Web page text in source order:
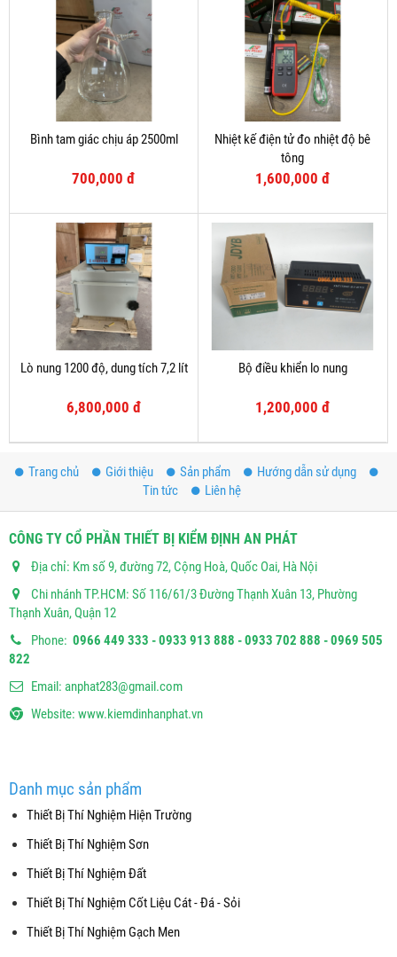
Bình tam giác chịu áp 2500ml
700,000 đ
Nhiệt kế điện tử đo nhiệt độ bê
tông
1,600,000 đ
Lò nung 1200 độ, dung tích 7,2 lít
6,800,000 đ
Bộ điều khiển lo nung
1,200,000 đ
Trang chủ Giới thiệu Sản phẩm
Hướng dẫn sử dụng
Tin tức
Liên hệ
CÔNG TY CỔ PHẦN THIẾT BỊ KIỂM ĐỊNH AN PHÁT
Địa chỉ: Km số 9, đường 72, Cộng Hoà, Quốc Oai, Hà Nội
Chi nhánh TP.HCM: Số 116/61/3 Đường Thạnh Xuân 13, Phường
Thạnh Xuân, Quận 12
Phone: 0966 449 333 - 0933 913 888 - 0933 702 888 - 0969 505
822
Email: anphat283@gmail.com
Website: www.kiemdinhanphat.vn
Danh mục sản phẩm
Thiết Bị Thí Nghiệm Hiện Trường
Thiết Bị Thí Nghiệm Sơn
Thiết Bị Thí Nghiệm Đất
Thiết Bị Thí Nghiệm Cốt Liệu Cát - Đá - Sỏi
Thiết Bị Thí Nghiệm Gạch Men